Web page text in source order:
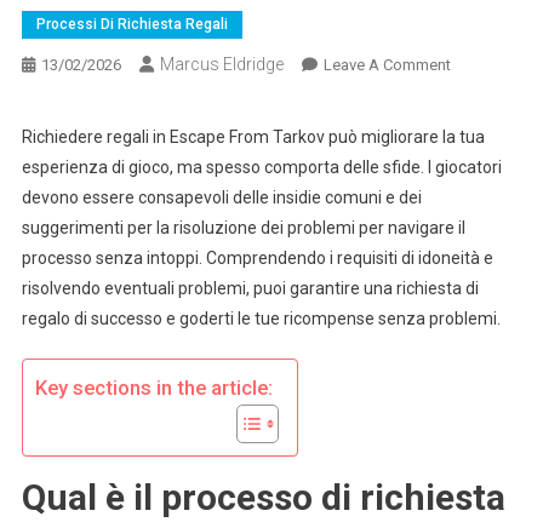
Processi Di Richiesta Regali
13/02/2026 Marcus Eldridge Leave A CommentOn
Regalo
Di
From
Tarkov:
Errori
Comuni,
Problemi,
Risorse
Richiedere regali in Escape From Tarkov può migliorare la tua
esperienza di gioco, ma spesso comporta delle sfide. I giocatori
devono essere consapevoli delle insidie comuni e dei
suggerimenti per la risoluzione dei problemi per navigare il
processo senza intoppi. Comprendendo i requisiti di idoneità e
risolvendo eventuali problemi, puoi garantire una richiesta di
regalo di successo e goderti le tue ricompense senza problemi.
Key sections in the article:
Qual è il processo di richiesta